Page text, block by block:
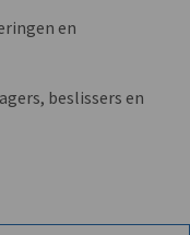
en
beslissers en